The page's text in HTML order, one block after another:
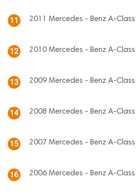
11 2011 Mercedes - Benz A-Class
12 2010 Mercedes - Benz A-Class
13 2009 Mercedes - Benz A-Class
14 2008 Mercedes - Benz A-Class
15 2007 Mercedes - Benz A-Class
16 2006 Mercedes - Benz A-Class